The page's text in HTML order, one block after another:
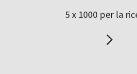
5 x 1000 per la